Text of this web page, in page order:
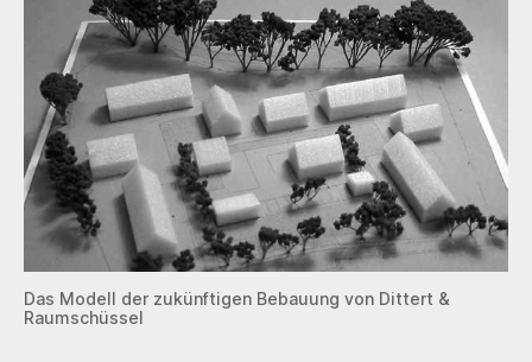
Das Modell der zukünftigen Bebauung von Dittert &
Raumschüssel